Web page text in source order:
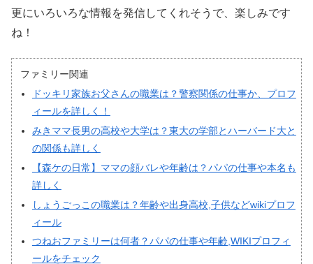
更にいろいろな情報を発信してくれそうで、楽しみです
ね！
ファミリー関連
ドッキリ家族お父さんの職業は？警察関係の仕事か、プロフ
ィールを詳しく！
みきママ長男の高校や大学は？東大の学部とハーバード大と
の関係も詳しく
【森ケの日常】ママの顔バレや年齢は？パパの仕事や本名も
詳しく
しょうごっこの職業は？年齢や出身高校,子供などwikiプロフ
ィール
つねおファミリーは何者？パパの仕事や年齢,WIKIプロフィ
ールをチェック